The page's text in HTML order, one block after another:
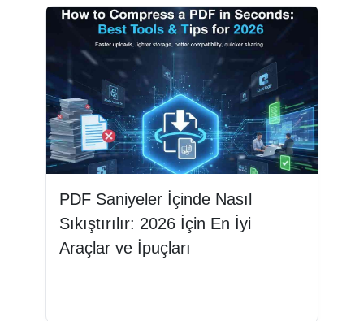
PDF Saniyeler İçinde Nasıl
Sıkıştırılır: 2026 İçin En İyi
Araçlar ve İpuçları